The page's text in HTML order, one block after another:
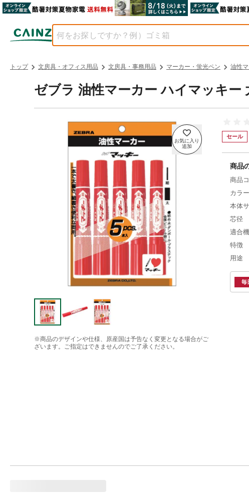
トップ 文房具・オフィス用品 文房具・事務用品 マーカー・蛍光ペン 油性
ゼブラ 油性マーカー ハイマッキー
※商品のデザインや仕様、原産国は予告なく変更となる場合がご
ざいます。ご指定はできませんのでご了承ください。
セール
商品
商品
カラー
本体
芯径
適合
特徴
用途
商品
内容量
毎